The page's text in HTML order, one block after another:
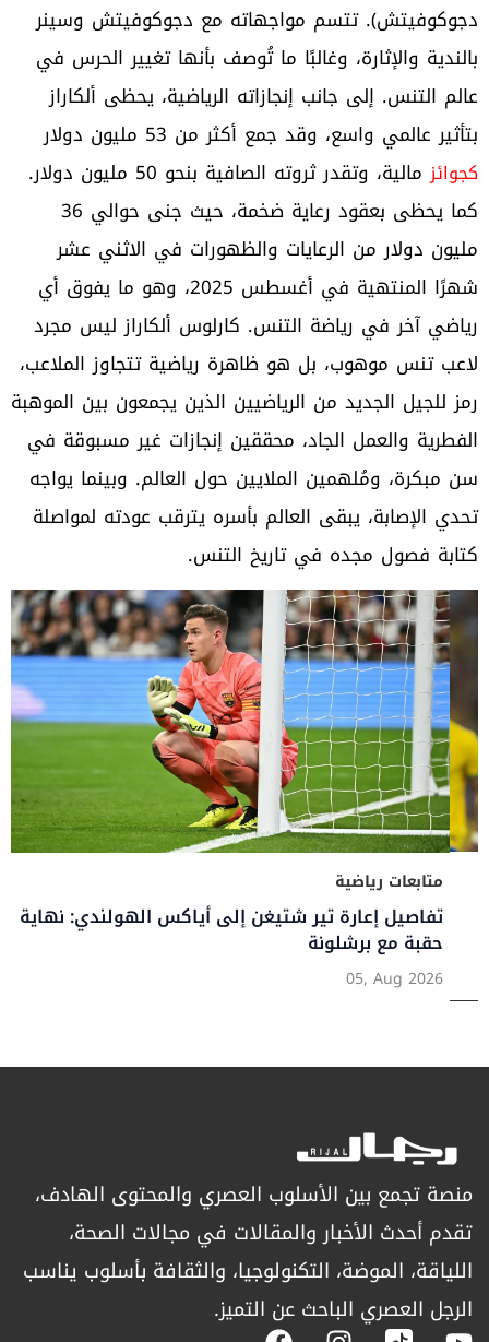
دجوكوفيتش). تتسم مواجهاته مع دجوكوفيتش وسينر
بالندية والإثارة، وغالبًا ما تُوصف بأنها تغيير الحرس في
عالم التنس. إلى جانب إنجازاته الرياضية، يحظى ألكاراز
بتأثير عالمي واسع، وقد جمع أكثر من 53 مليون دولار
كجوائز
مالية، وتقدر ثروته الصافية بنحو 50 مليون دولار.
كما يحظى بعقود رعاية ضخمة، حيث جنى حوالي 36
مليون دولار من الرعايات والظهورات في الاثني عشر
شهرًا المنتهية في أغسطس 2025، وهو ما يفوق أي
رياضي آخر في رياضة التنس. كارلوس ألكاراز ليس مجرد
لاعب تنس موهوب، بل هو ظاهرة رياضية تتجاوز الملاعب،
رمز للجيل الجديد من الرياضيين الذين يجمعون بين الموهبة
الفطرية والعمل الجاد، محققين إنجازات غير مسبوقة في
سن مبكرة، ومُلهمين الملايين حول العالم. وبينما يواجه
تحدي الإصابة، يبقى العالم بأسره يترقب عودته لمواصلة
كتابة فصول مجده في تاريخ التنس.
متابعات رياضية
تفاصيل إعارة تير شتيغن إلى أياكس الهولندي: نهاية
حقبة مع برشلونة
05, Aug 2026
منصة تجمع بين الأسلوب العصري والمحتوى الهادف،
تقدم أحدث الأخبار والمقالات في مجالات الصحة،
اللياقة، الموضة، التكنولوجيا، والثقافة بأسلوب يناسب
الرجل العصري الباحث عن التميز.